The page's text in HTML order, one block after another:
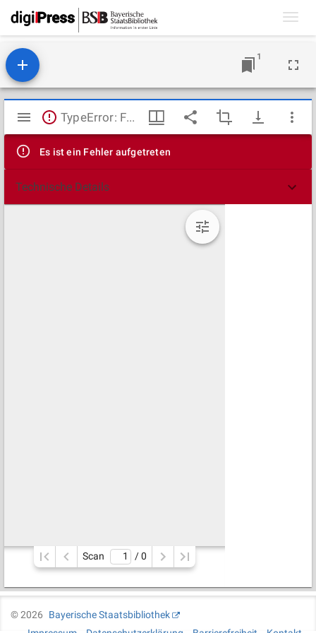
1
Mirador
Viewer
TypeError: Failed to fetch
Es ist ein Fehler aufgetreten
Technische Details
Scan / 0
©2026
Bayerische Staatsbibliothek